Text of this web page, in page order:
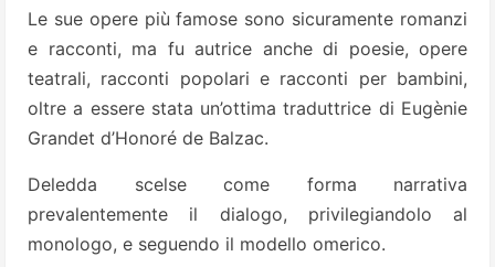
Le sue opere più famose sono sicuramente romanzi
e racconti, ma fu autrice anche di poesie, opere
teatrali, racconti popolari e racconti per bambini,
oltre a essere stata un’ottima traduttrice di Eugènie
Grandet d’Honoré de Balzac.
Deledda scelse come forma narrativa
prevalentemente il dialogo, privilegiandolo al
monologo, e seguendo il modello omerico.